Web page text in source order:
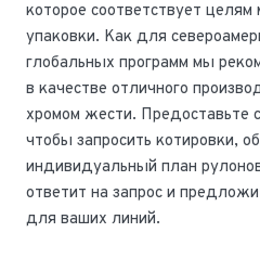
которое соответствует
упаковки. Как для
глобальных программ мы
в качестве отличного
хромом жести. Предоставьте
чтобы запросить котировки,
индивидуальный план
ответит на запрос и
для ваших линий.